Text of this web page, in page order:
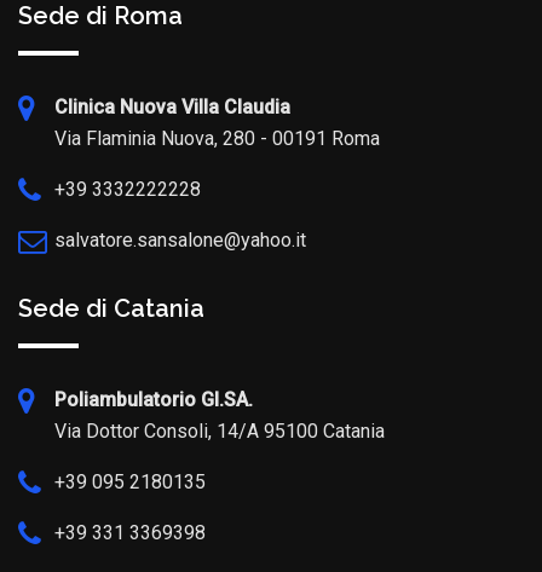
Sede di Roma
Clinica Nuova Villa Claudia
Via Flaminia Nuova, 280 - 00191 Roma
+39 3332222228
salvatore.sansalone@yahoo.it
Sede di Catania
Poliambulatorio GI.SA.
Via Dottor Consoli, 14/A 95100 Catania
+39 095 2180135
+39 331 3369398